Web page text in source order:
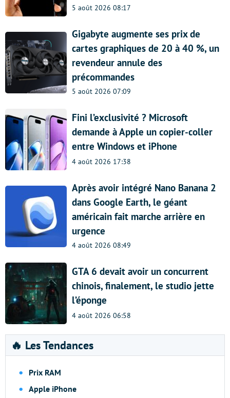
5 août 2026 08:17
Gigabyte augmente ses prix de
cartes graphiques de 20 à 40 %, un
revendeur annule des
précommandes
5 août 2026 07:09
Fini l’exclusivité ? Microsoft
demande à Apple un copier-coller
entre Windows et iPhone
4 août 2026 17:38
Après avoir intégré Nano Banana 2
dans Google Earth, le géant
américain fait marche arrière en
urgence
4 août 2026 08:49
GTA 6 devait avoir un concurrent
chinois, finalement, le studio jette
l’éponge
4 août 2026 06:58
🔥 Les Tendances
Prix RAM
Apple iPhone